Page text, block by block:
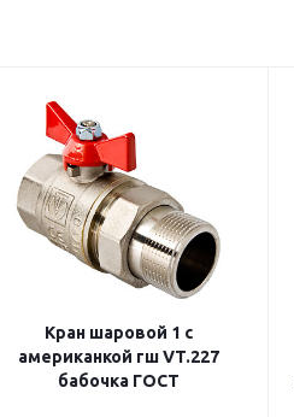
Кран шаровой 1 с
американкой гш VT.227
бабочка ГОСТ